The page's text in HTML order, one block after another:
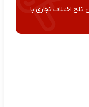
تلخ اختلاف تجاری با